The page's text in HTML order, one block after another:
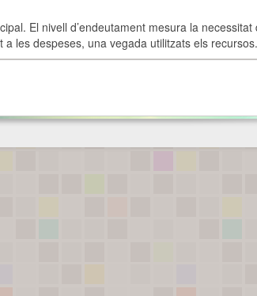
El nivell d’endeutament mesura la
les despeses, una vegada utilitzats els